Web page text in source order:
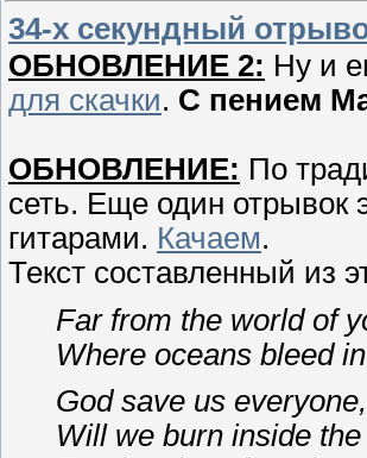
34-х секундный
ОБНОВЛЕНИЕ 2: Ну и
для скачки. С пением
ОБНОВЛЕНИЕ: По
сеть. Еще один отрывок
гитарами. Качаем.
Текст составленный из
Far from the world of
Where oceans bleed
God save us everyone,
Will we burn inside